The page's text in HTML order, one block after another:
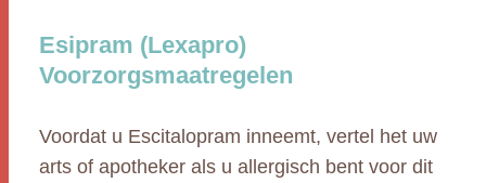
Esipram (Lexapro)
Voorzorgsmaatregelen
Voordat u Escitalopram inneemt, vertel het uw
arts of apotheker als u allergisch bent voor dit